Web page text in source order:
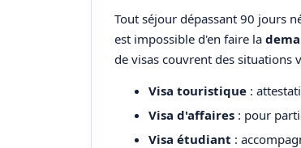
Tout séjour dépassant 90 jours
est impossible d'en faire la
de visas couvrent des situations
Visa touristique :
Visa d'affaires : pour
Visa étudiant :